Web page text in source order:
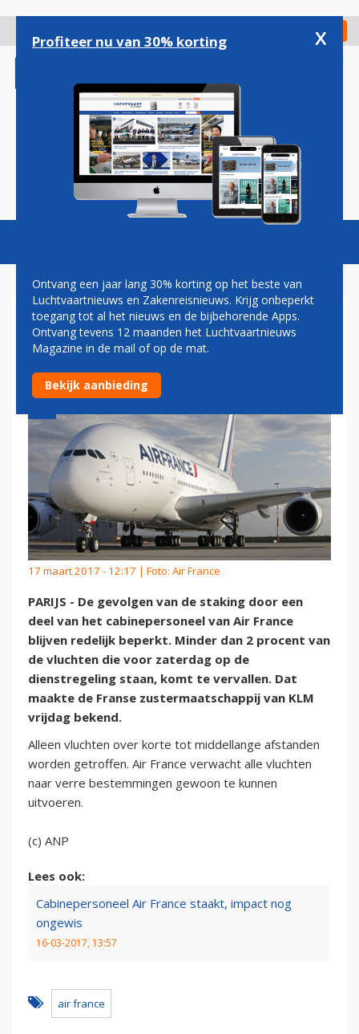
gaan
Check in
Magazine Podcasts Vacatures
STAKING AIR FRANCE TREFT
WEINIG VLUCHTEN
17 maart 2017 - 12:17 | Foto: Air France
PARIJS - De gevolgen van de staking door een
deel van het cabinepersoneel van Air France
blijven redelijk beperkt. Minder dan 2 procent van
de vluchten die voor zaterdag op de
dienstregeling staan, komt te vervallen. Dat
maakte de Franse zustermaatschappij van KLM
vrijdag bekend.
Alleen vluchten over korte tot middellange afstanden
worden getroffen. Air France verwacht alle vluchten
naar verre bestemmingen gewoon te kunnen
uitvoeren.
(c) ANP
Lees ook:
Cabinepersoneel Air France staakt, impact nog
ongewis
16-03-2017, 13:57
air france
Profiteer nu van 30% korting x
Ontvang een jaar lang 30% korting op het beste van
Luchtvaartnieuws en Zakenreisnieuws. Krijg onbeperkt
toegang tot al het nieuws en de bijbehorende Apps.
Ontvang tevens 12 maanden het Luchtvaartnieuws
Magazine in de mail of op de mat.
Bekijk aanbieding